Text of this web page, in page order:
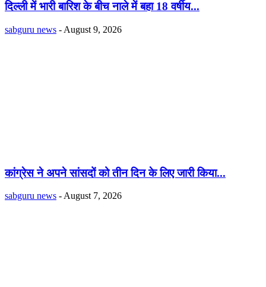
दिल्ली में भारी बारिश के बीच नाले में बहा 18 वर्षीय...
sabguru news - August 9, 2026
कांग्रेस ने अपने सांसदों को तीन दिन के लिए जारी किया...
sabguru news - August 7, 2026